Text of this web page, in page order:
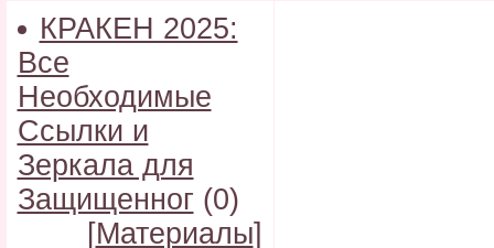
КРАКЕН 2025:
Все
Необходимые
Ссылки и
Зеркала для
Защищенног (0)
[Материалы]